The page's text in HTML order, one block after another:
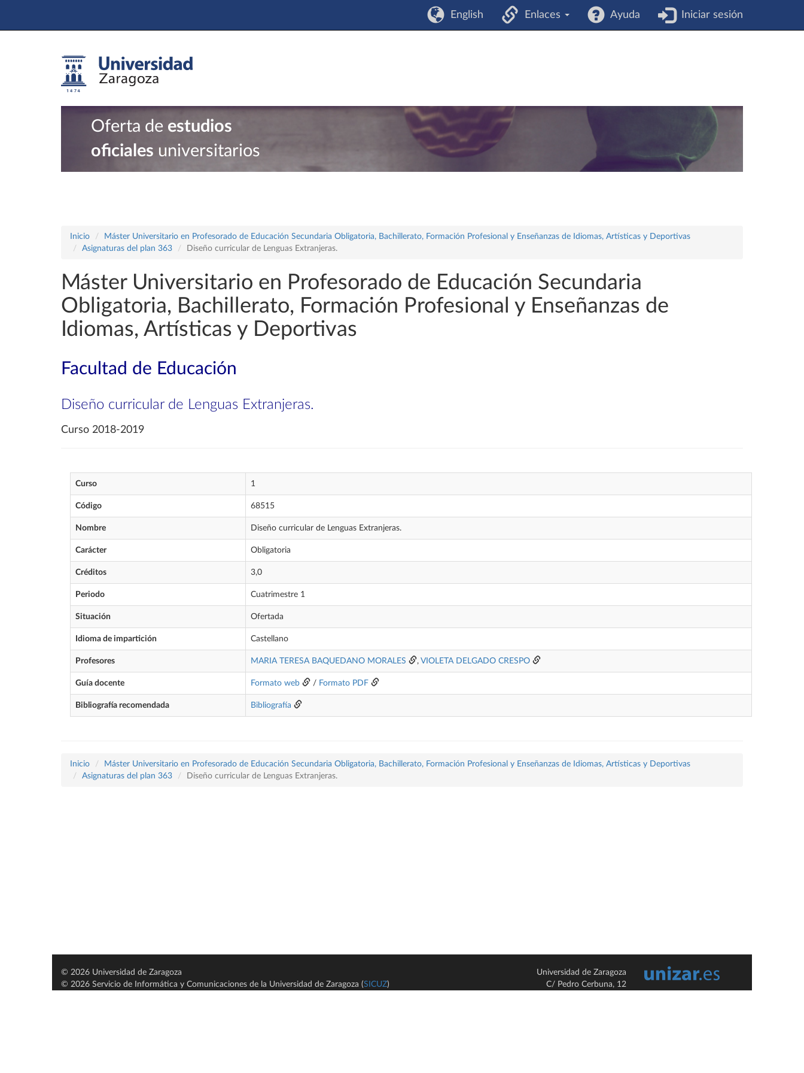
English Enlaces Ayuda Iniciar sesión
Oferta de estudios
oficiales universitarios
Inicio
Máster Universitario en Profesorado de Educación Secundaria Obligatoria, Bachillerato, Formación Profesional y Enseñanzas de Idiomas, Artísticas y Deportivas
Asignaturas del plan 363
Diseño curricular de Lenguas Extranjeras.
Máster Universitario en Profesorado de Educación Secundaria
Obligatoria, Bachillerato, Formación Profesional y Enseñanzas de
Idiomas, Artísticas y Deportivas
Facultad de Educación
Diseño curricular de Lenguas Extranjeras.
Curso 2018-2019
Curso 1
Código 68515
Nombre Diseño curricular de Lenguas Extranjeras.
Carácter Obligatoria
Créditos 3,0
Periodo Cuatrimestre 1
Situación Ofertada
Idioma de impartición Castellano
Profesores MARIA TERESA BAQUEDANO MORALES , VIOLETA DELGADO CRESPO
Guía docente Formato web / Formato PDF
Bibliografía recomendada Bibliografía
Inicio
Máster Universitario en Profesorado de Educación Secundaria Obligatoria, Bachillerato, Formación Profesional y Enseñanzas de Idiomas, Artísticas y Deportivas
Asignaturas del plan 363
Diseño curricular de Lenguas Extranjeras.
© 2026 Universidad de Zaragoza
© 2026 Servicio de Informática y Comunicaciones de la Universidad de Zaragoza (SICUZ)
Universidad de Zaragoza
C/ Pedro Cerbuna, 12